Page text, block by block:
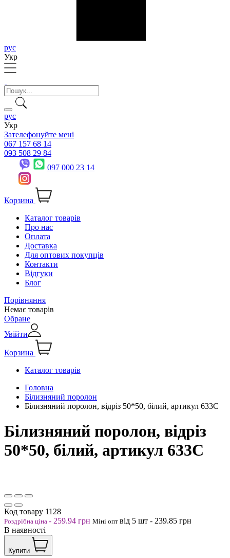
рус
Укр
рус
Укр
Зателефонуйте мені
067 157 68 14
093 508 29 84
097 000 23 14
Корзина
Каталог товарів
Про нас
Оплата
Доставка
Для оптових покупців
Контакти
Відгуки
Блог
Порівняння
Немає товарів
Обране
Увійти
Корзина
Каталог товарів
Головна
Білизняний поролон
Білизняний поролон, відріз 50*50, білий, артикул 633С
Білизняний поролон, відріз
50*50, білий, артикул 633С
Код товару 1128
Роздрібна ціна - 259.94 грн Міні опт від 5 шт - 239.85 грн
В наявності
Купити